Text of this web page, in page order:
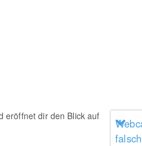
eröffnet dir den Blick auf